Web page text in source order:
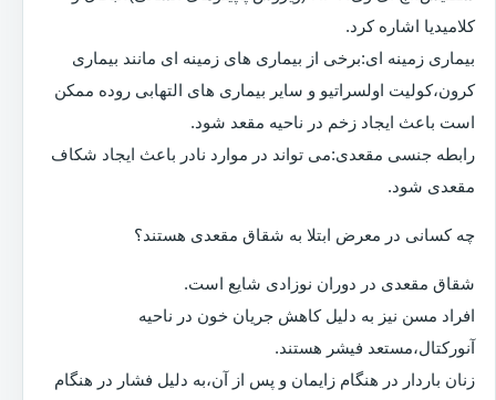
کلامیدیا اشاره کرد.
بیماری زمینه ای:برخی از بیماری های زمینه ای مانند بیماری
کرون،کولیت اولسراتیو و سایر بیماری های التهابی روده ممکن
است باعث ایجاد زخم در ناحیه مقعد شود.
رابطه جنسی مقعدی:می تواند در موارد نادر باعث ایجاد شکاف
مقعدی شود.
چه کسانی در معرض ابتلا به شقاق مقعدی هستند؟
شقاق مقعدی در دوران نوزادی شایع است.
افراد مسن نیز به دلیل کاهش جریان خون در ناحیه
آنورکتال،مستعد فیشر هستند.
زنان باردار در هنگام زایمان و پس از آن،به دلیل فشار در هنگام